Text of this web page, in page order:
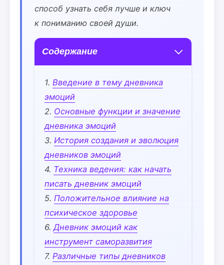
способ узнать себя лучше и ключ
к пониманию своей души.
Содержание
Введение в тему дневника
эмоций
Основные функции и значение
дневника эмоций
История создания и эволюция
дневников эмоций
Техника ведения: как начать
писать дневник эмоций
Положительное влияние на
психическое здоровье
Дневник эмоций как
инструмент саморазвития
Различные типы дневников